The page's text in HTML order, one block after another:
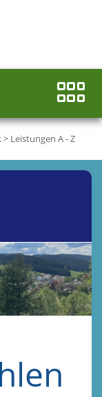
> Leistungen A - Z